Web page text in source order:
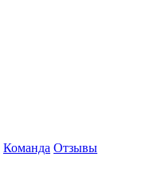
Команда Отзывы